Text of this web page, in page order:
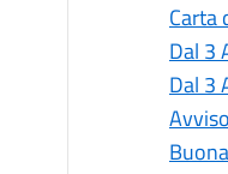
Carta
Dal 3
Dal 3